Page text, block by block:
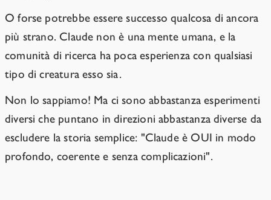
O forse potrebbe essere successo qualcosa di ancora
più strano. Claude non è una mente umana, e la
comunità di ricerca ha poca esperienza con qualsiasi
tipo di creatura esso sia.
Non lo sappiamo! Ma ci sono abbastanza esperimenti
diversi che puntano in direzioni abbastanza diverse da
escludere la storia semplice: "Claude è OUI in modo
profondo, coerente e senza complicazioni".